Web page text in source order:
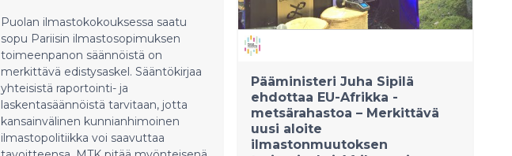
Puolan ilmastokokouksessa saatu
sopu Pariisin ilmastosopimuksen
toimeenpanon säännöistä on
merkittävä edistysaskel. Sääntökirjaa
yhteisistä raportointi- ja
laskentasäännöistä tarvitaan, jotta
kansainvälinen kunnianhimoinen
ilmastopolitiikka voi saavuttaa
Pääministeri Juha Sipilä
ehdottaa EU-Afrikka -
metsärahastoa – Merkittävä
uusi aloite
ilmastonmuutoksen